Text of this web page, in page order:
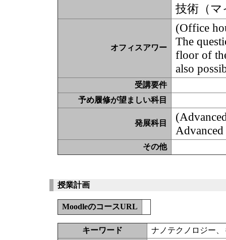
技術（マ
オフィスアワー
(Office
The
floor of
also
受講要件
予め履修が望ましい科目
発展科目
その他
授業計画
MoodleのコースURL
キーワード
ナノテクノロジー